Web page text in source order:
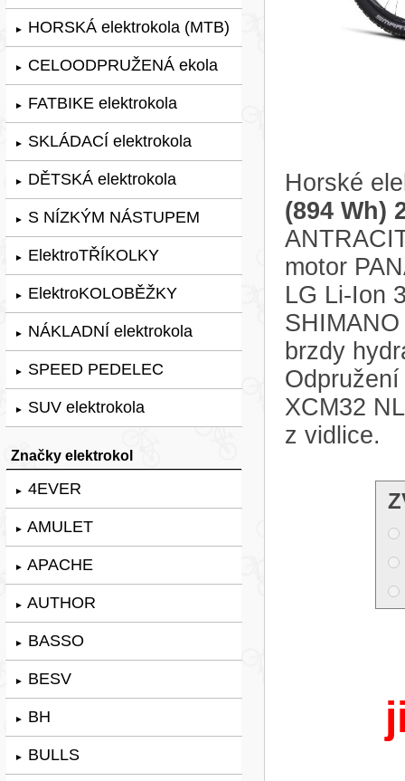
► HORSKÁ elektrokola (MTB)
► CELOODPRUŽENÁ ekola
► FATBIKE elektrokola
► SKLÁDACÍ elektrokola
► DĚTSKÁ elektrokola
► S NÍZKÝM NÁSTUPEM
► ElektroTŘÍKOLKY
► ElektroKOLOBĚŽKY
► NÁKLADNÍ elektrokola
► SPEED PEDELEC
► SUV elektrokola
Značky elektrokol
► 4EVER
► AMULET
► APACHE
► AUTHOR
► BASSO
► BESV
► BH
► BULLS
Horské
(894 Wh)
motor
LG Li-Ion
brzdy
XCM32
z vidlice.